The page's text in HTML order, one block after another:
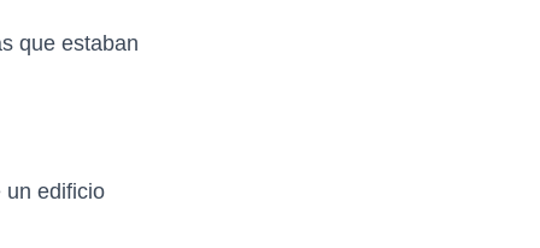
que estaban
un edificio